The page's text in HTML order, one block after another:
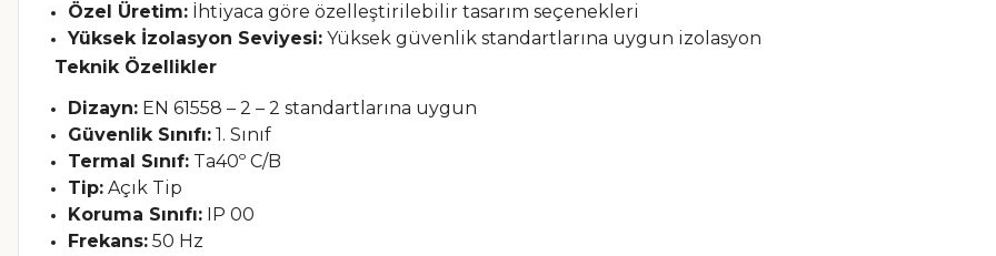
Özel Üretim: İhtiyaca göre özelleştirilebilir tasarım seçenekleri
Yüksek İzolasyon Seviyesi: Yüksek güvenlik standartlarına uygun izolasyon
Teknik Özellikler
Dizayn: EN 61558 – 2 – 2 standartlarına uygun
Güvenlik Sınıfı: 1. Sınıf
Termal Sınıf: Ta40º C/B
Tip: Açık Tip
Koruma Sınıfı: IP 00
Frekans: 50 Hz